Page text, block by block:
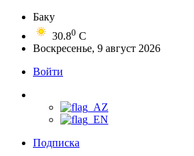
Баку
30.80 C
Воскресенье, 9 август 2026
Войти
Подписка